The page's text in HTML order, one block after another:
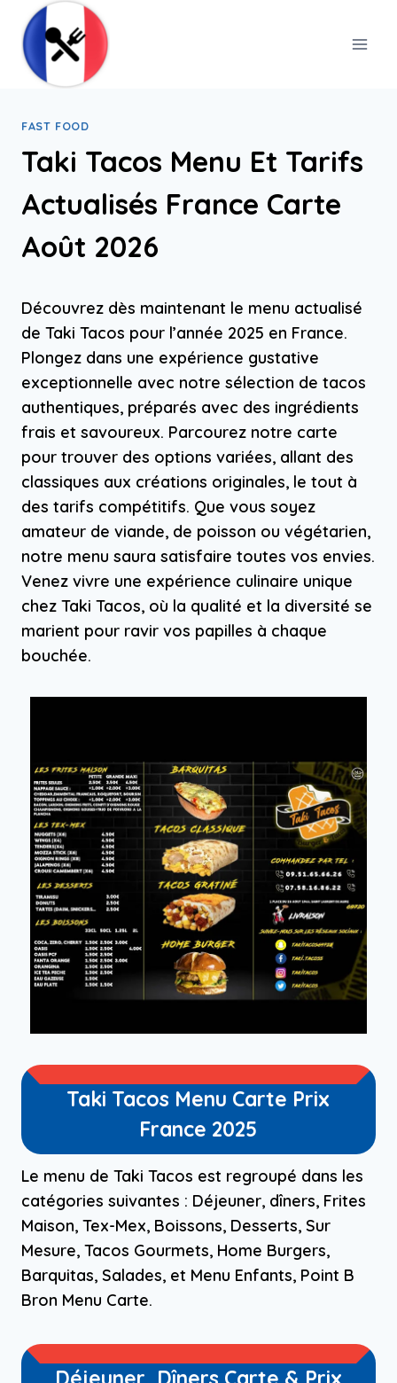
content
FAST FOOD
Taki Tacos Menu Et Tarifs
Actualisés France Carte
Août 2026
Découvrez dès maintenant le menu actualisé
de Taki Tacos pour l’année 2025 en France.
Plongez dans une expérience gustative
exceptionnelle avec notre sélection de tacos
authentiques, préparés avec des ingrédients
frais et savoureux. Parcourez notre carte
pour trouver des options variées, allant des
classiques aux créations originales, le tout à
des tarifs compétitifs. Que vous soyez
amateur de viande, de poisson ou végétarien,
notre menu saura satisfaire toutes vos envies.
Venez vivre une expérience culinaire unique
chez Taki Tacos, où la qualité et la diversité se
marient pour ravir vos papilles à chaque
bouchée.
Taki Tacos Menu Carte Prix
France 2025
Le menu de Taki Tacos est regroupé dans les
catégories suivantes : Déjeuner, dîners, Frites
Maison, Tex-Mex, Boissons, Desserts, Sur
Mesure, Tacos Gourmets, Home Burgers,
Barquitas, Salades, et Menu Enfants, Point B
Bron Menu Carte.